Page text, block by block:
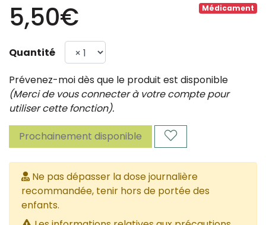
Médicament
5,50€
Quantité
Prévenez-moi dès que le produit est disponible
(Merci de vous connecter à votre compte pour
utiliser cette fonction).
Prochainement disponible
Ne pas dépasser la dose journalière
recommandée, tenir hors de portée des
enfants.